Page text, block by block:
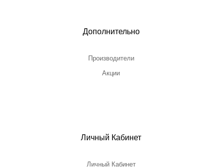
Дополнительно
Производители
Акции
Личный Кабинет
Личный Кабинет